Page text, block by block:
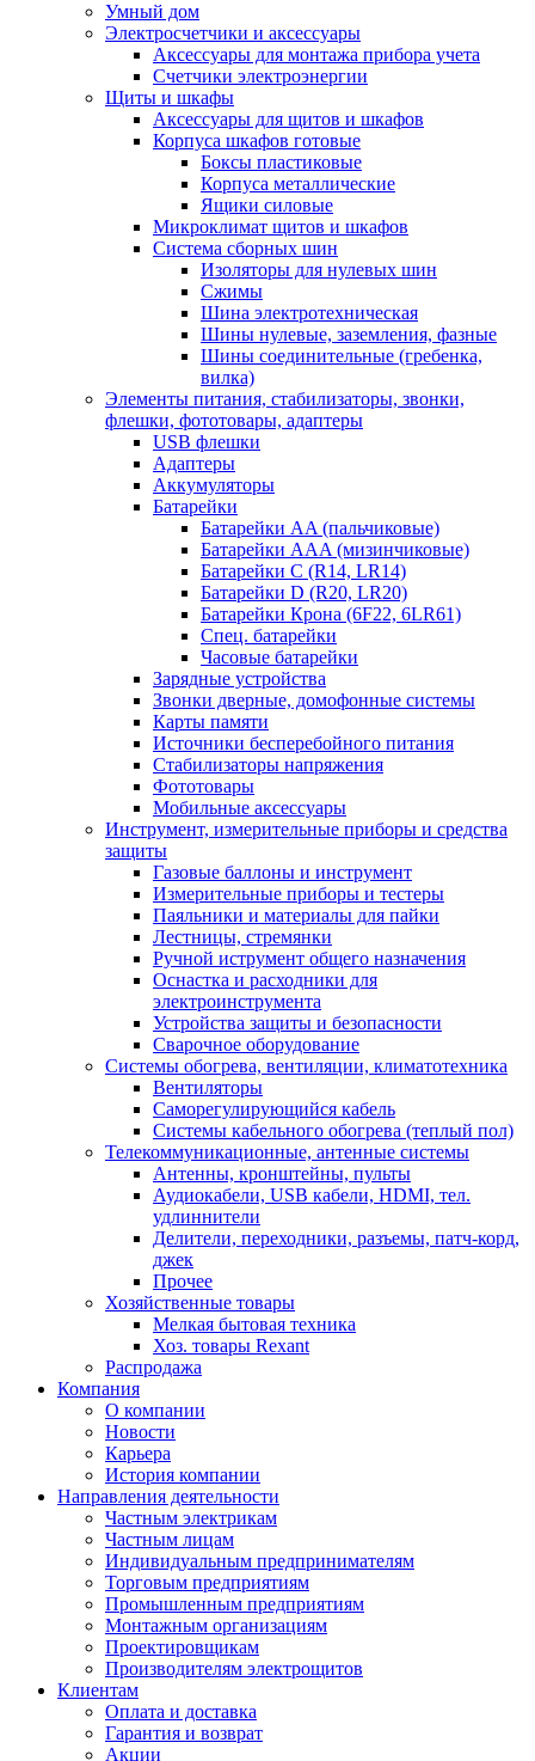
Умный дом
Электросчетчики и аксессуары
Аксессуары для монтажа прибора учета
Счетчики электроэнергии
Щиты и шкафы
Аксессуары для щитов и шкафов
Корпуса шкафов готовые
Боксы пластиковые
Корпуса металлические
Ящики силовые
Микроклимат щитов и шкафов
Система сборных шин
Изоляторы для нулевых шин
Сжимы
Шина электротехническая
Шины нулевые, заземления, фазные
Шины соединительные (гребенка,
вилка)
Элементы питания, стабилизаторы, звонки,
флешки, фототовары, адаптеры
USB флешки
Адаптеры
Аккумуляторы
Батарейки
Батарейки AA (пальчиковые)
Батарейки AAA (мизинчиковые)
Батарейки C (R14, LR14)
Батарейки D (R20, LR20)
Батарейки Крона (6F22, 6LR61)
Спец. батарейки
Часовые батарейки
Зарядные устройства
Звонки дверные, домофонные системы
Карты памяти
Источники бесперебойного питания
Стабилизаторы напряжения
Фототовары
Мобильные аксессуары
Инструмент, измерительные приборы и средства
защиты
Газовые баллоны и инструмент
Измерительные приборы и тестеры
Паяльники и материалы для пайки
Лестницы, стремянки
Ручной иструмент общего назначения
Оснастка и расходники для
электроинструмента
Устройства защиты и безопасности
Сварочное оборудование
Системы обогрева, вентиляции, климатотехника
Вентиляторы
Саморегулирующийся кабель
Системы кабельного обогрева (теплый пол)
Телекоммуникационные, антенные системы
Антенны, кронштейны, пульты
Аудиокабели, USB кабели, HDMI, тел.
удлиннители
Делители, переходники, разъемы, патч-корд,
джек
Прочее
Хозяйственные товары
Мелкая бытовая техника
Хоз. товары Rexant
Распродажа
Компания
О компании
Новости
Карьера
История компании
Направления деятельности
Частным электрикам
Частным лицам
Индивидуальным предпринимателям
Торговым предприятиям
Промышленным предприятиям
Монтажным организациям
Проектировщикам
Производителям электрощитов
Клиентам
Оплата и доставка
Гарантия и возврат
Акции